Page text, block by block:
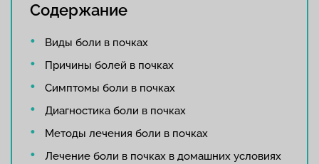
Содержание
Виды боли в почках
Причины болей в почках
Симптомы боли в почках
Диагностика боли в почках
Методы лечения боли в почках
Лечение боли в почках в домашних условиях